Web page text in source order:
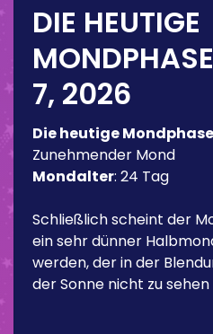
DIE HEUTIGE
7, 2026
Die heutige Mondphase
Zunehmender Mond
Mondalter: 24 Tag
Schließlich scheint der
ein sehr dünner
werden, der in der
der Sonne nicht zu sehen